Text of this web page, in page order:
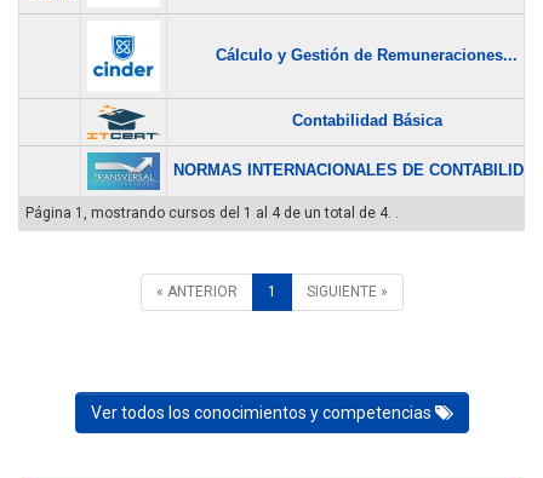
Cálculo y Gestión de Remuneraciones...
Contabilidad Básica
NORMAS INTERNACIONALES DE
Página 1, mostrando cursos del 1 al 4 de un total de 4. .
« ANTERIOR 1 SIGUIENTE »
Ver todos los conocimientos y competencias